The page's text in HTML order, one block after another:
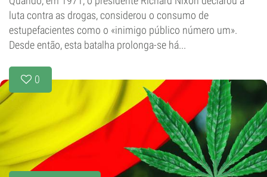
luta contra as drogas, considerou o consumo de
estupefacientes como o «inimigo público número um».
Desde então, esta batalha prolonga-se há...
0